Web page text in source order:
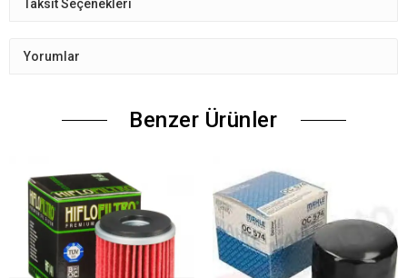
Taksit Seçenekleri
Yorumlar
Benzer Ürünler